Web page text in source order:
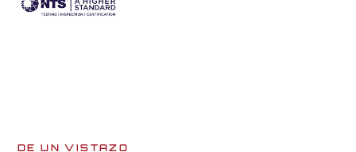
DE UN VISTAZO